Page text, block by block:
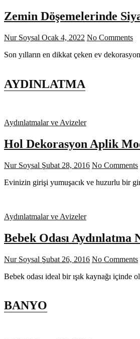
Zemin Döşemelerinde
Nur Soysal Ocak 4, 2022 No Comments
Son yılların en dikkat çeken ev
AYDINLATMA
Aydınlatmalar ve Avizeler
Hol Dekorasyon Aplik
Nur Soysal Şubat 28, 2016 No Comments
Evinizin girişi yumuşacık ve huzurlu bir
Aydınlatmalar ve Avizeler
Bebek Odası Aydınlatma
Nur Soysal Şubat 26, 2016 No Comments
Bebek odası ideal bir ışık kaynağı içinde
BANYO